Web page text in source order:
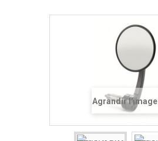
Agrandir l'image